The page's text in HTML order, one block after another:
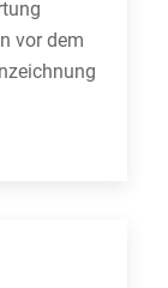
vor dem